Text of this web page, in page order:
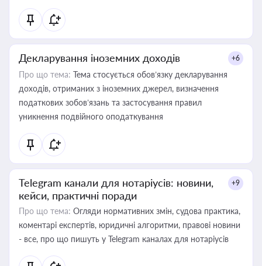
Декларування іноземних доходів +6
Про що тема: Тема стосується обов’язку декларування
доходів, отриманих з іноземних джерел, визначення
податкових зобов’язань та застосування правил
уникнення подвійного оподаткування
Telegram канали для нотаріусів: новини,
кейси, практичні поради
+9
Про що тема: Огляди нормативних змін, судова практика,
коментарі експертів, юридичні алгоритми, правові новини
- все, про що пишуть у Telegram каналах для нотаріусів